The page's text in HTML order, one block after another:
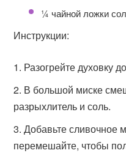
¼ чайной ложки
Инструкции:
Разогрейте духовку
В большой миске
разрыхлитель и соль.
Добавьте сливочное
перемешайте, чтобы